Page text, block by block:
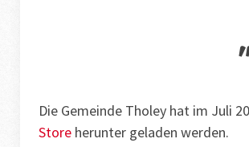
Die Gemeinde Tholey hat im Juli
Storeherunter geladen werden.